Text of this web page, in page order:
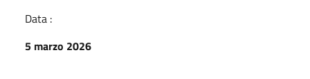
Data :
5 marzo 2026